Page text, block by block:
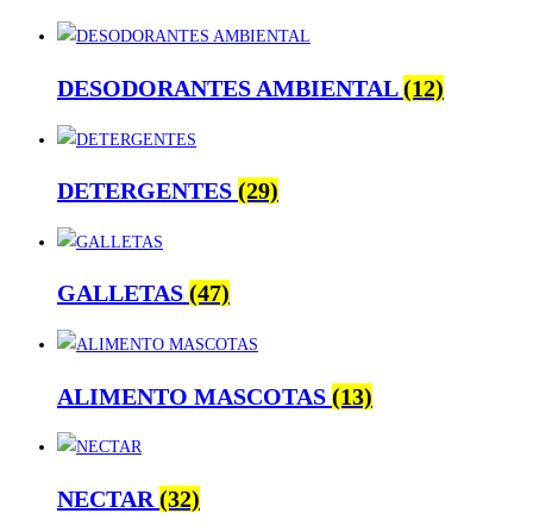
DESODORANTES AMBIENTAL(12)
DETERGENTES (29)
GALLETAS (47)
ALIMENTO MASCOTAS (13)
NECTAR (32)